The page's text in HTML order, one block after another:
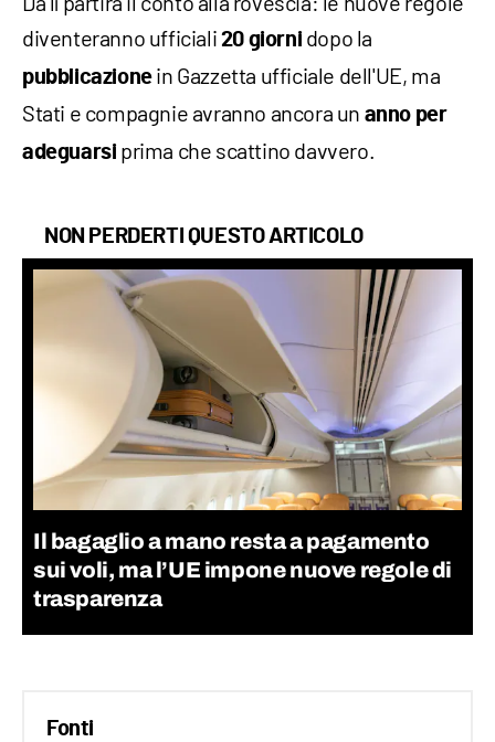
diventeranno ufficiali 20 giorni dopo la
pubblicazionein Gazzetta ufficiale dell'UE, ma
Stati e compagnie avranno ancora un anno per
adeguarsi prima che scattino davvero.
NON PERDERTI QUESTO ARTICOLO
Il bagaglio a mano resta a pagamento
sui voli, ma l’UE impone nuove regole di
trasparenza
Fonti